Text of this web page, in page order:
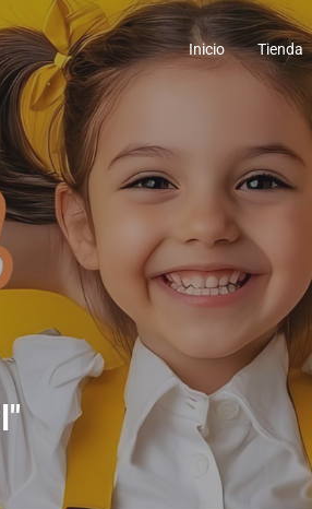
Inicio Tienda